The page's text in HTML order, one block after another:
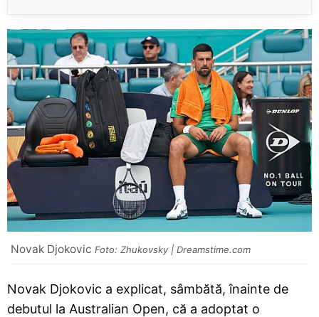
Novak Djokovic Foto: Zhukovsky | Dreamstime.com
Novak Djokovic a explicat, sâmbătă, înainte de
debutul la Australian Open, că a adoptat o